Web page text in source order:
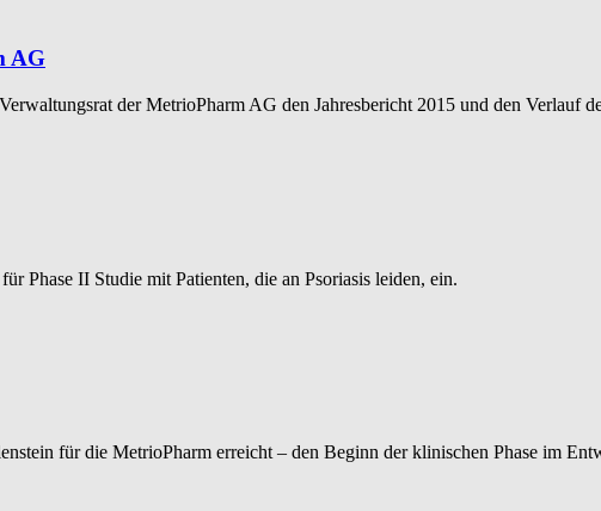
AG
der MetrioPharm AG den Jahresbericht 2015 und den Verlauf
Phase II Studie mit Patienten, die an Psoriasis leiden, ein.
für die MetrioPharm erreicht – den Beginn der klinischen Phase im